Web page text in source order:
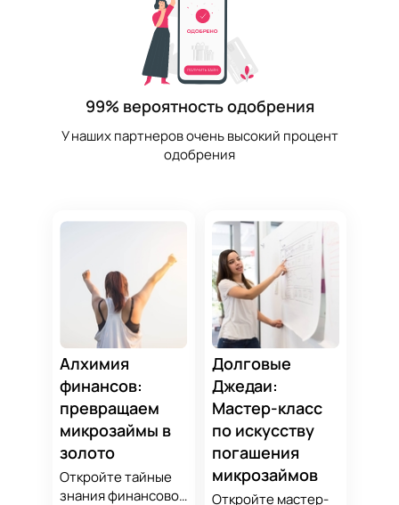
99% вероятность одобрения
У наших партнеров очень высокий процент
одобрения
Алхимия
финансов:
превращаем
микрозаймы в
золото
Откройте тайные
знания финансовой
Долговые
Джедаи:
Мастер-класс
по искусству
погашения
микрозаймов
Откройте мастер-